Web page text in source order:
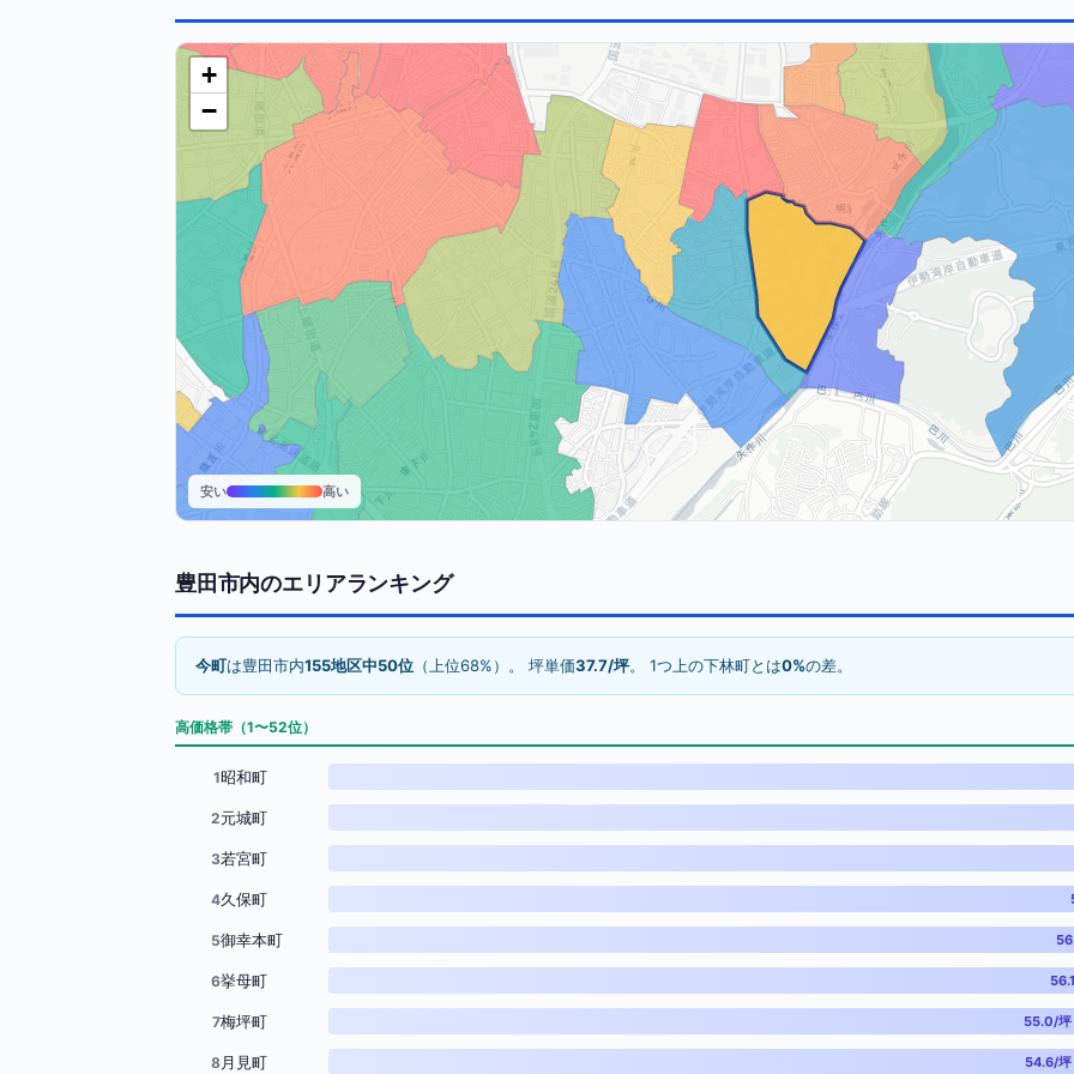
+
−
安い 高い
豊田市内のエリアランキング
今町は豊田市内155地区中50位 （上位68%）。 坪単価37.7/坪。 1つ上の下林町とは0%の差。
高価格帯（1〜52位）
1昭和町
2元城町
3若宮町
4久保町
5御幸本町
6挙母町
7梅坪町 55.0/坪
8 月見町 54.6/坪